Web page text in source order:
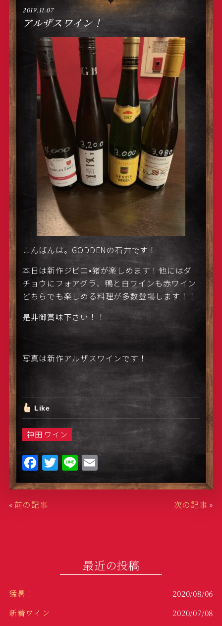
2019.11.07
アルザスワイン！
こんばんは。GODDENの石井です！
本日は新作ジビエ•猪が楽しめます！他にはダ
チョウにフォアグラ、鴨と白ワインも赤ワイン
どちらでも楽しめる料理が多数登場します！！
是非御賞味下さい！！
写真は新作アルザスワインです！
Like
神田 ワイン
F
a
c
e
T
w
it
Li
n
e
E
m
ai
« 前の記事 次の記事 »
最近の投稿
猛暑！
2020/08/06
新着ワイン
2020/07/08